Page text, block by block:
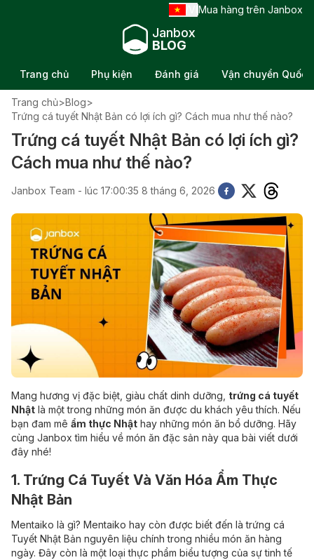
Mua hàng trên Janbox
Janbox
BLOG
Trang chủ Phụ kiện Đánh giá Vận chuyển Quốc
Trang chủ>Blog>
Trứng cá tuyết Nhật Bản có lợi ích gì? Cách mua như thế nào?
Trứng cá tuyết Nhật Bản có lợi ích gì?
Cách mua như thế nào?
Janbox Team - lúc 17:00:35 8 tháng 6, 2026
Mang hương vị đặc biệt, giàu chất dinh dưỡng, trứng cá tuyết
Nhật là một trong những món ăn được du khách yêu thích. Nếu
bạn đam mê ẩm thực Nhật hay những món ăn bổ dưỡng. Hãy
cùng Janbox tìm hiểu về món ăn đặc sản này qua bài viết dưới
đây nhé!
1. Trứng Cá Tuyết Và Văn Hóa Ẩm Thực
Nhật Bản
Mentaiko là gì? Mentaiko hay còn được biết đến là trứng cá
Tuyết Nhật Bản nguyên liệu chính trong nhiều món ăn hàng
ngày. Đây còn là một loại thực phẩm biểu tượng của sự tinh tế